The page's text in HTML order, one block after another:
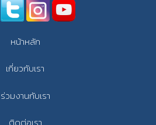
หน้าหลัก
เกี่ยวกับเรา
ร่วมงานกับเรา